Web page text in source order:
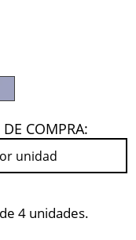
COMPRA:
unidad
4 unidades.